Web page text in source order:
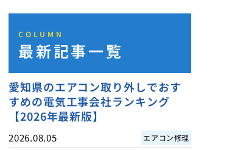
COLUMN
最新記事一覧
愛知県のエアコン取り外しでおす
すめの電気工事会社ランキング
【2026年最新版】
2026.08.05 エアコン修理